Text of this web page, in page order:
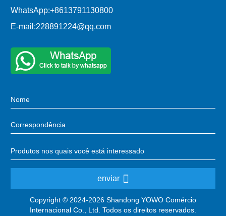
WhatsApp:+8613791130800
E-mail:228891224@qq.com
enviar
Copyright © 2024-2026 Shandong YOWO Comércio
Internacional Co., Ltd. Todos os direitos reservados.